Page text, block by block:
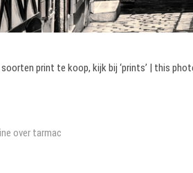
print te koop, kijk bij ‘prints’ | this
over tarmac